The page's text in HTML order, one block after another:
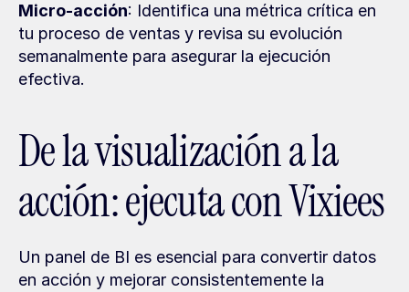
Micro-acción: Identifica una métrica crítica en
tu proceso de ventas y revisa su evolución
semanalmente para asegurar la ejecución
efectiva.
De la visualización a la
acción: ejecuta con Vixiees
Un panel de BI es esencial para convertir datos
en acción y mejorar consistentemente la